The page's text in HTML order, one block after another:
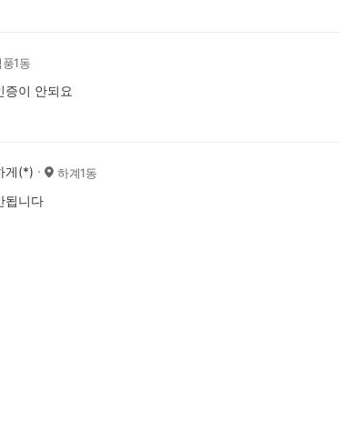
풍1동
증이 안되요
게(*) 하계1동
됩니다